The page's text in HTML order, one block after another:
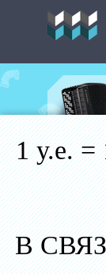
1 у.е.
В